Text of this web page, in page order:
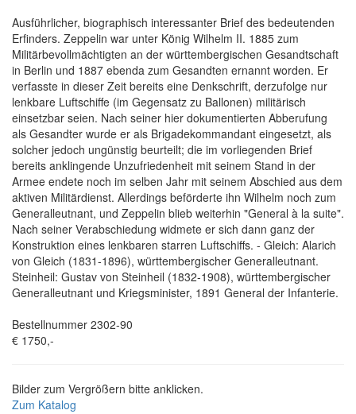
Ausführlicher, biographisch interessanter Brief des bedeutenden
Erfinders. Zeppelin war unter König Wilhelm II. 1885 zum
Militärbevollmächtigten an der württembergischen Gesandtschaft
in Berlin und 1887 ebenda zum Gesandten ernannt worden. Er
verfasste in dieser Zeit bereits eine Denkschrift, derzufolge nur
lenkbare Luftschiffe (im Gegensatz zu Ballonen) militärisch
einsetzbar seien. Nach seiner hier dokumentierten Abberufung
als Gesandter wurde er als Brigadekommandant eingesetzt, als
solcher jedoch ungünstig beurteilt; die im vorliegenden Brief
bereits anklingende Unzufriedenheit mit seinem Stand in der
Armee endete noch im selben Jahr mit seinem Abschied aus dem
aktiven Militärdienst. Allerdings beförderte ihn Wilhelm noch zum
Generalleutnant, und Zeppelin blieb weiterhin "General à la suite".
Nach seiner Verabschiedung widmete er sich dann ganz der
Konstruktion eines lenkbaren starren Luftschiffs. - Gleich: Alarich
von Gleich (1831-1896), württembergischer Generalleutnant.
Steinheil: Gustav von Steinheil (1832-1908), württembergischer
Generalleutnant und Kriegsminister, 1891 General der Infanterie.
Bestellnummer 2302-90
€ 1750,-
Bilder zum Vergrößern bitte anklicken.
Zum Katalog